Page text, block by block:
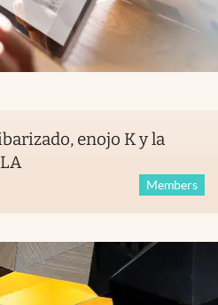
enojo K y la
Members